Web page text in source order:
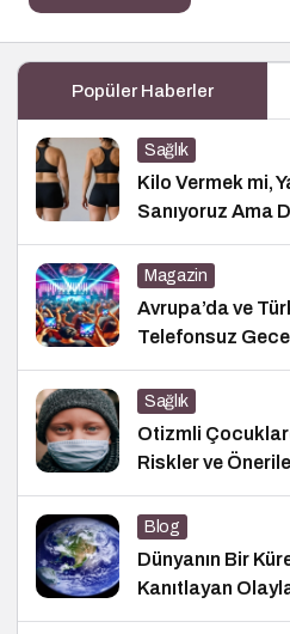
Popüler Haberler
Sağlık
Kilo Vermek mi,
Sanıyoruz Ama
Magazin
Avrupa’da ve
Telefonsuz
Sağlık
Otizmli
Riskler ve
Blog
Dünyanın Bir
Kanıtlayan